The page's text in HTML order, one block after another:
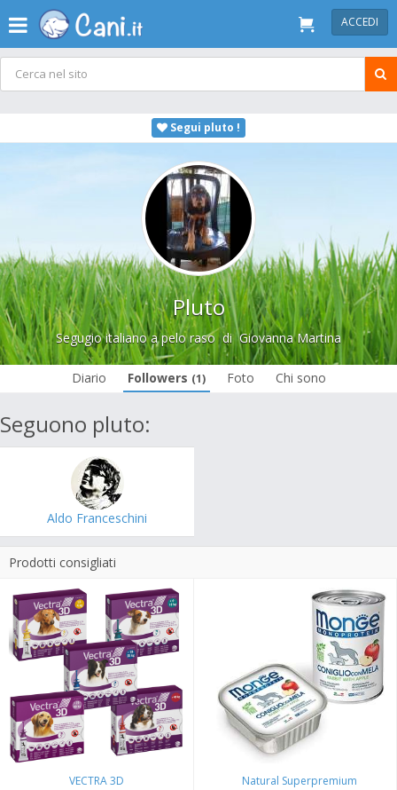
ACCEDI
Segui pluto !
Pluto
Segugio italiano a pelo rasodiGiovanna Martina
Diario Followers (1) Foto Chi sono
Seguono pluto:
Aldo Franceschini
Prodotti consigliati
VECTRA 3D
Natural Superpremium